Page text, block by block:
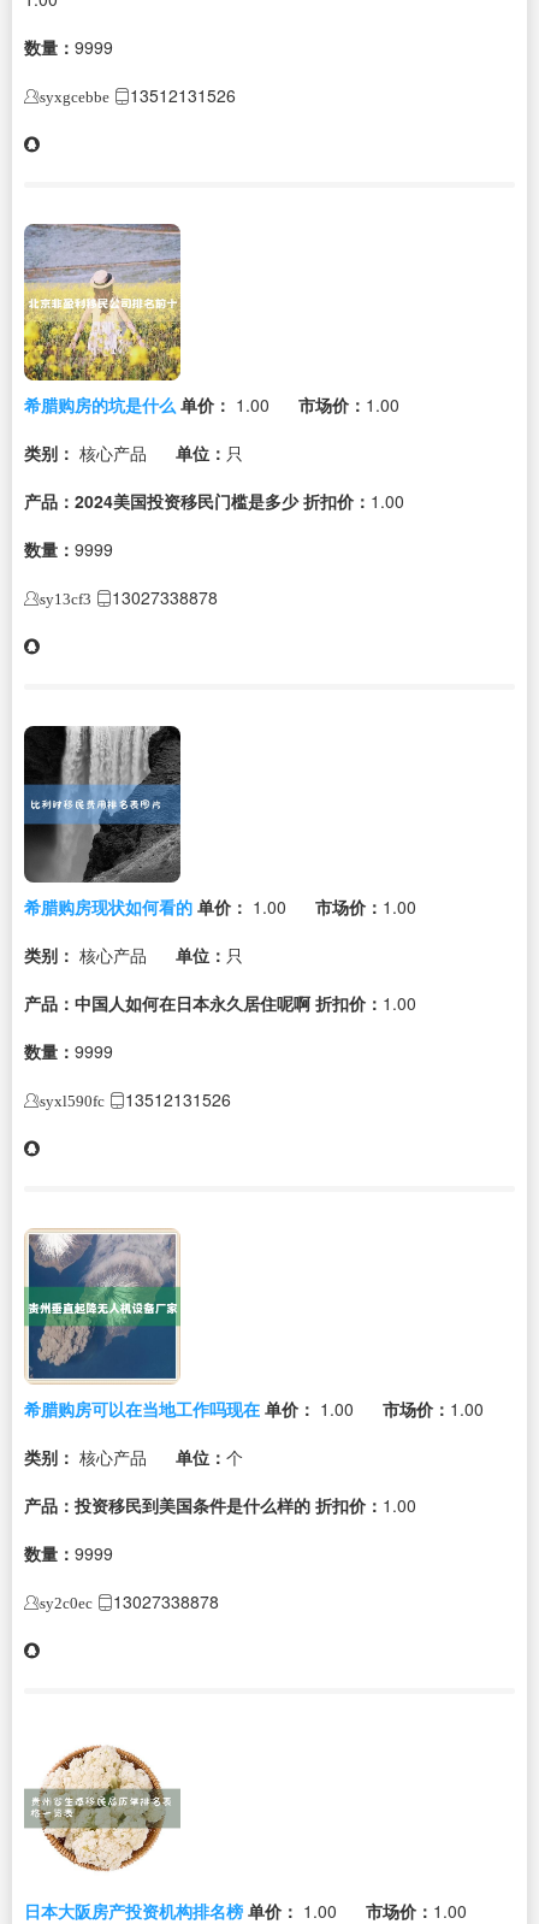
数量： 9999
syxgcebbe 13512131526
希腊购房的坑是什么 单价： 1.00 市场价： 1.00
类别： 核心产品 单位： 只
产品：2024美国投资移民门槛是多少 折扣价： 1.00
数量： 9999
sy13cf3 13027338878
希腊购房现状如何看的 单价： 1.00 市场价： 1.00
类别： 核心产品 单位： 只
产品：中国人如何在日本永久居住呢啊 折扣价： 1.00
数量： 9999
syxl590fc 13512131526
希腊购房可以在当地工作吗现在 单价： 1.00 市场价： 1.00
类别： 核心产品 单位： 个
产品：投资移民到美国条件是什么样的 折扣价： 1.00
数量： 9999
sy2c0ec 13027338878
日本大阪房产投资机构排名榜 单价： 1.00 市场价： 1.00